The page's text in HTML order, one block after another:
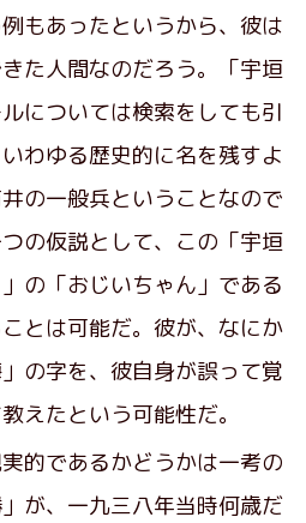
もあったというから、彼は
た人間なのだろう。「宇垣
については検索をしても引
わゆる歴史的に名を残すよ
の一般兵ということなので
の仮説として、この「宇垣
の「おじいちゃん」である
とは可能だ。彼が、なにか
の字を、彼自身が誤って覚
えたという可能性だ。
的であるかどうかは一考の
が、一九三八年当時何歳だ